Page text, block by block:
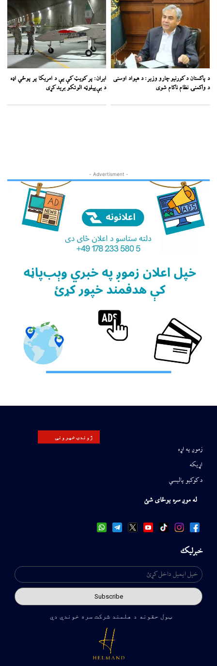
د پاکستان د کورنیو چارو وزیر: د هېواد اوسنی
د واکمنۍ نظام ناکام شوی
ایران: پر کویټ کې یې د امریکا پر پوځي اډه
د بې‌پیلوټه الوتکو برید کړی
- Advertisment -
ژوندۍ خپرونې
زموږ په اړه
اړیکه
د کوکیو پالیسي
له موږ سره یوځای شئ
خبرلیک
ټول حقونه د هلمند شرکت سره خوندي دي